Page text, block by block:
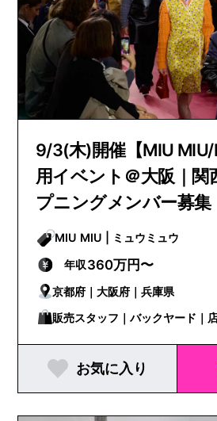
9/3(木)開催【MIU
用イベント＠大阪｜関
プニングメンバー募集
MIU MIU | ミュウミュウ
年収360万円〜
京都府｜大阪府｜兵庫県
販売スタッフ｜バックヤード｜
お気に入り